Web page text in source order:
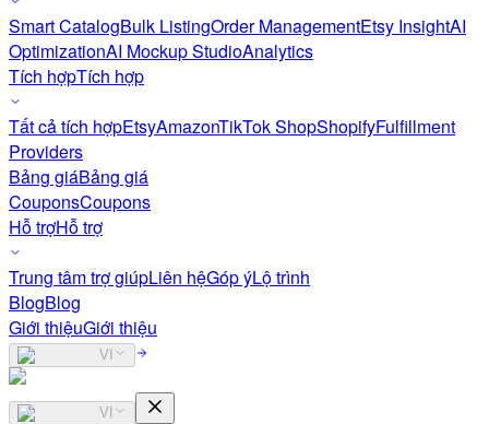
Smart CatalogBulk ListingOrder ManagementEtsy InsightAI
OptimizationAI Mockup StudioAnalytics
Tích hợpTích hợp
Tất cả tích hợpEtsyAmazonTikTok ShopShopifyFulfillment
Providers
Bảng giáBảng giá
CouponsCoupons
Hỗ trợHỗ trợ
Trung tâm trợ giúpLiên hệGóp ýLộ trình
BlogBlog
Giới thiệuGiới thiệu
VI
VI